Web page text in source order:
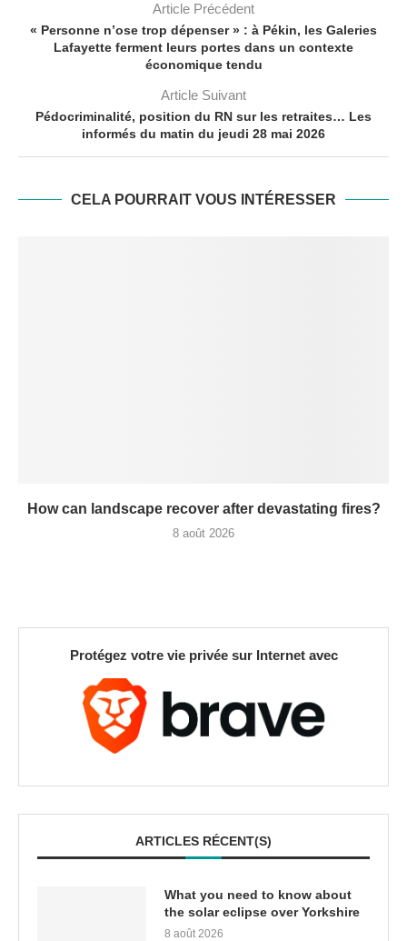
Article Précédent
« Personne n’ose trop dépenser » : à Pékin, les Galeries
Lafayette ferment leurs portes dans un contexte
économique tendu
Article Suivant
Pédocriminalité, position du RN sur les retraites… Les
informés du matin du jeudi 28 mai 2026
CELA POURRAIT VOUS INTÉRESSER
How can landscape recover after devastating fires?
8 août 2026
Protégez votre vie privée sur Internet avec
ARTICLES RÉCENT(S)
What you need to know about
the solar eclipse over Yorkshire
8 août 2026